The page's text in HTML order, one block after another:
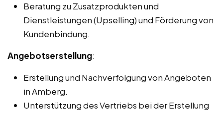
Beratung zu Zusatzprodukten und
Dienstleistungen (Upselling) und Förderung von
Kundenbindung.
Angebotserstellung:
Erstellung und Nachverfolgung von Angeboten
in Amberg.
Unterstützung des Vertriebs bei der Erstellung